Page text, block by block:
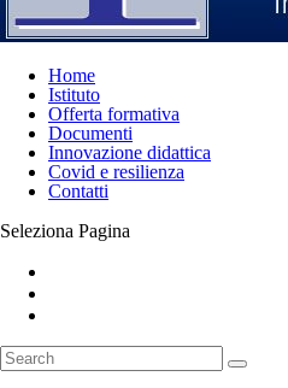
Home
Istituto
Offerta formativa
Documenti
Innovazione didattica
Covid e resilienza
Contatti
Seleziona Pagina